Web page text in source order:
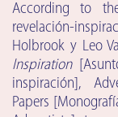
According to
revelación-
Holbrook y Leo
Inspiration
inspiración],
Papers